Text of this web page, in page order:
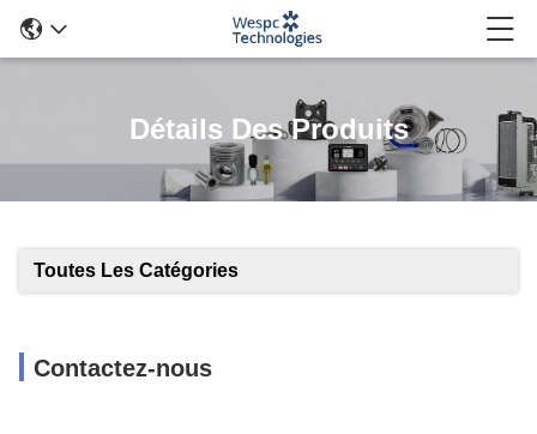
Détails Des Produits
Toutes Les Catégories
Contactez-nous